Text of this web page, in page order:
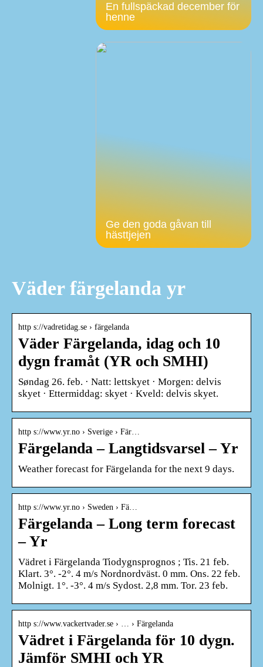
En fullspäckad december för
henne
Ge den goda gåvan till
hästtjejen
Väder färgelanda yr
http s://vadretidag.se › färgelanda
Väder Färgelanda, idag och 10
dygn framåt (YR och SMHI)
Søndag 26. feb. · Natt: lettskyet · Morgen: delvis
skyet · Ettermiddag: skyet · Kveld: delvis skyet.
http s://www.yr.no › Sverige › Fär…
Färgelanda – Langtidsvarsel – Yr
Weather forecast for Färgelanda for the next 9 days.
http s://www.yr.no › Sweden › Fä…
Färgelanda – Long term forecast
– Yr
Vädret i Färgelanda Tiodygnsprognos ; Tis. 21 feb.
Klart. 3°. -2°. 4 m/s Nordnordväst. 0 mm. Ons. 22 feb.
Molnigt. 1°. -3°. 4 m/s Sydost. 2,8 mm. Tor. 23 feb.
http s://www.vackertvader.se › … › Färgelanda
Vädret i Färgelanda för 10 dygn.
Jämför SMHI och YR